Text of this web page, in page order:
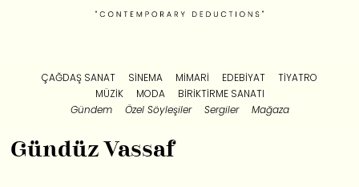
ÇAĞDAŞ SANAT SINEMA MIMARI EDEBIYAT
TIYATRO
MÜZIK
MODA
BIRIKTIRME SANATI
Gündem
Özel Söyleşiler Sergiler Mağaza
Gündüz Vassaf